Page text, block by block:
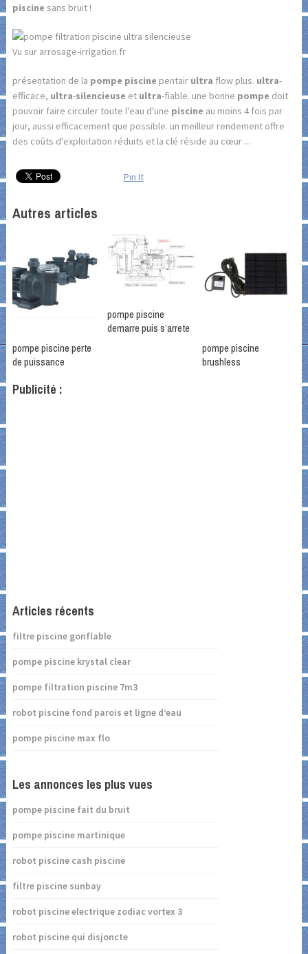
piscine sans bruit !
Vu sur arrosage-irrigation.fr
présentation de la pompe piscine pentair ultra flow plus. ultra-
efficace, ultra-silencieuse et ultra-fiable. une bonne pompe doit
pouvoir faire circuler toute l'eau d'une piscine au moins 4 fois par
jour, aussi efficacement que possible. un meilleur rendement offre
des coûts d'exploitation réduits et la clé réside au cœur ...
Pin It
Autres articles
pompe piscine perte
de puissance
pompe piscine
demarre puis s’arrete
pompe piscine
brushless
Publicité :
Articles récents
filtre piscine gonflable
pompe piscine krystal clear
pompe filtration piscine 7m3
robot piscine fond parois et ligne d’eau
pompe piscine max flo
Les annonces les plus vues
pompe piscine fait du bruit
pompe piscine martinique
robot piscine cash piscine
filtre piscine sunbay
robot piscine electrique zodiac vortex 3
robot piscine qui disjoncte